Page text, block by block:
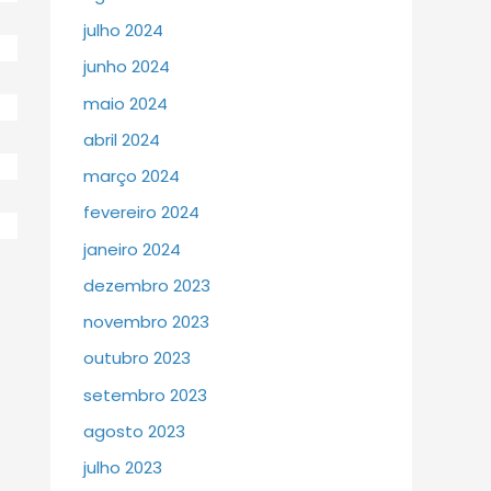
julho 2024
junho 2024
maio 2024
abril 2024
março 2024
fevereiro 2024
janeiro 2024
dezembro 2023
novembro 2023
outubro 2023
setembro 2023
agosto 2023
julho 2023